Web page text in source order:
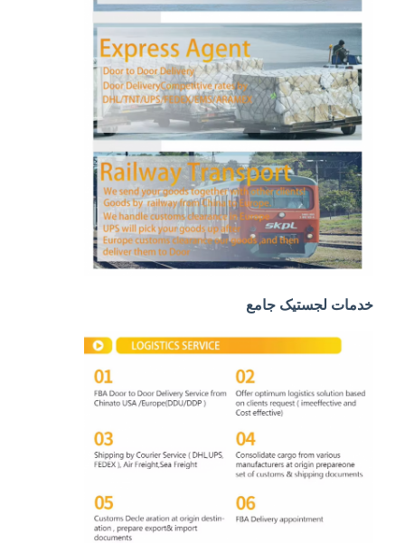
حمل و نقل دریایی
حمل و نقل DDP از چین
حمل و نقل اکسپرس
حمل و نقل ریلی
ارسال به آمازون
باربری کامیون
خدمات انبار
خدمات لجستیک جامع